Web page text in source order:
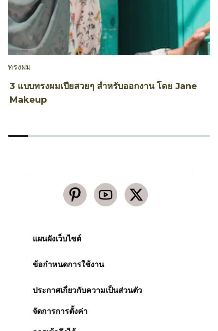
ทรงผม
3 แบบทรงผมเปียสวยๆ สำหรับออกงาน โดย Jane
Makeup
แผนผังเว็บไซต์
ข้อกำหนดการใช้งาน
ประกาศเกี่ยวกับความเป็นส่วนตัว
จัดการการตั้งค่า